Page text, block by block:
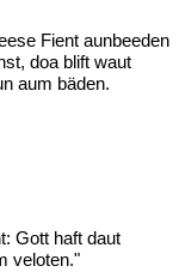
Fient aunbeeden
doa blift waut
aum bäden.
Gott haft daut
veloten."